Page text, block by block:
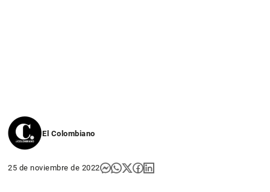
El Colombiano
25 de noviembre de 2022